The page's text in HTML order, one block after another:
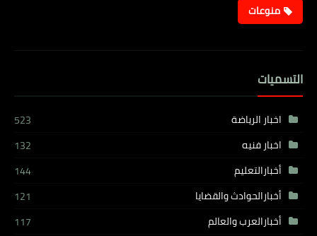
منوعات
التسميات
اخبار الرياضة
523
اخبار فنيه
132
أخبارالتعليم
144
أخبارالحوادث والقضايا
121
أخبارالعرب والعالم
117